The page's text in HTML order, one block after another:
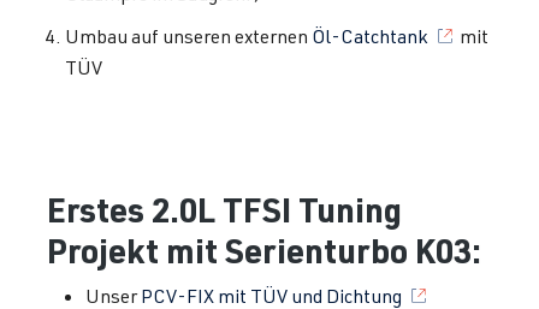
Umbau auf unseren externen Öl-Catchtank
mit
TÜV
Erstes 2.0L TFSI Tuning
Projekt mit Serienturbo K03:
UnserPCV-FIX mit TÜV und Dichtung